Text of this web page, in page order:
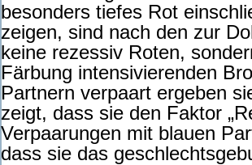
besonders tiefes Rot
zeigen, sind nach den zur
keine rezessiv Roten,
Färbung intensivierenden
Partnern verpaart ergeben
zeigt, dass sie den Faktor
Verpaarungen mit blauen
dass sie das